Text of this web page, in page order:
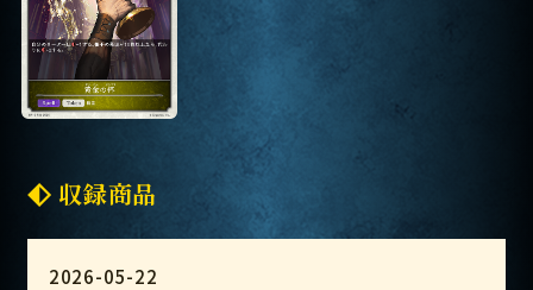
収録商品
2026-05-22